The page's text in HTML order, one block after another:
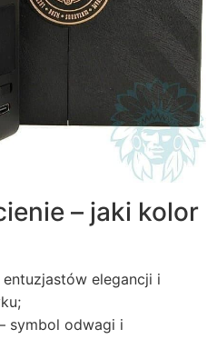
– jaki kolor
elegancji i
symbol odwagi i